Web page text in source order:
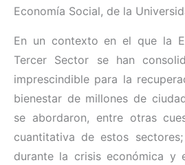
Economía Social, de la
En un contexto en el que la
Tercer Sector se han
imprescindible para la
bienestar de millones de
se abordaron, entre otras
cuantitativa de estos
durante la crisis económica y